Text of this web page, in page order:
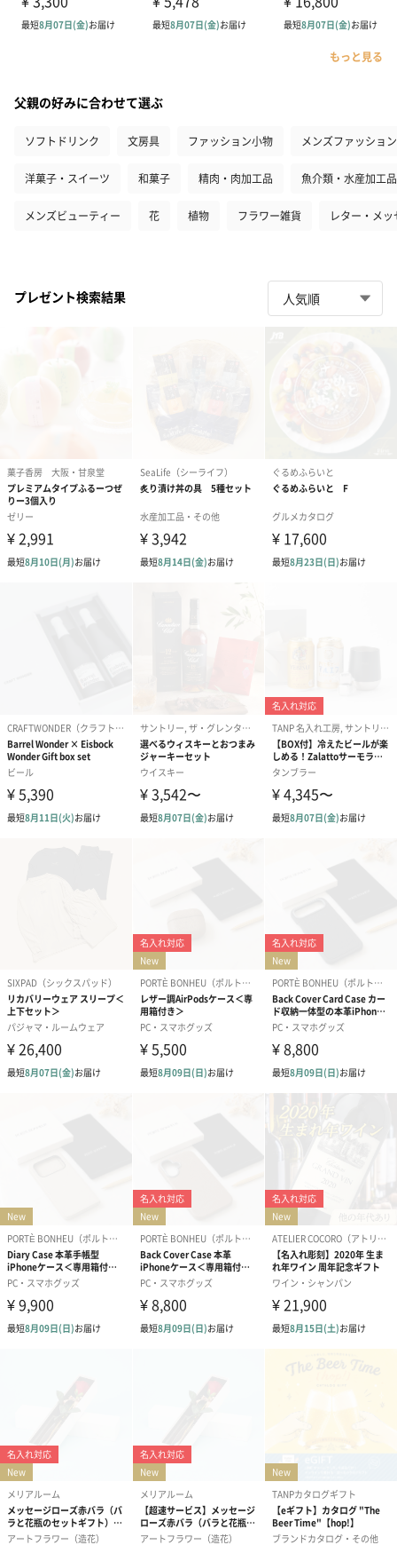
もっと見る
父親の好みに合わせて選ぶ
ソフトドリンク 文房具 ファッション小物 メンズファッション
洋菓子・スイーツ 和菓子 精肉・肉加工品 魚介類・水産加工品
メンズビューティー 花 植物 フラワー雑貨 レター・メ
プレゼント検索結果